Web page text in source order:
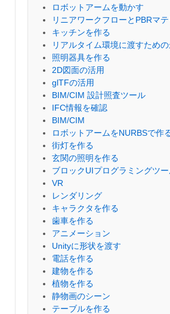
ロボットアームを動かす
リニアワークフローとPBRマ
キッチンを作る
リアルタイム環境に渡すため
照明器具を作る
2D図面の活用
glTFの活用
BIM/CIM 設計照査ツール
IFC情報を確認
BIM/CIM
ロボットアームをNURBSで作
街灯を作る
玄関の照明を作る
ブロックUIプログラミングツ
VR
レンダリング
キャラクタを作る
歯車を作る
アニメーション
Unityに形状を渡す
電話を作る
建物を作る
植物を作る
静物画のシーン
テーブルを作る